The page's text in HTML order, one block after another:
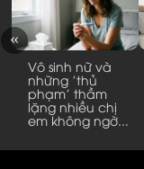
Vô sinh nữ và
những 'thủ
phạm' thầm
lặng nhiều chị
em không ngờ...